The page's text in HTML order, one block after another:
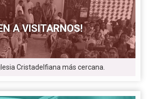
A VISITARNOS!
Cristadelfiana más cercana.